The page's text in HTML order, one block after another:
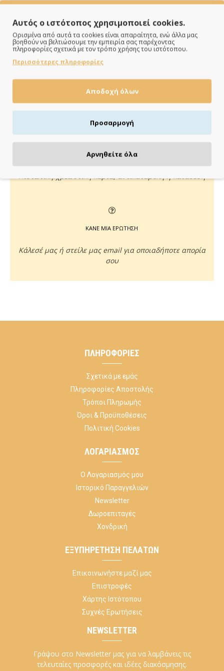
Άμεση αποστολή της παραγγελίας σου σε 1 - 2 εργάσιμες
ημέρες
ΠΛΗΡΩΝΕΙΣ ΟΠΩΣ ΘΕΣ
Πιστωτική/χρεωστική κάρτα, αντικαταβολή ή κατάθεση
ΚΑΝΕ ΜΙΑ ΕΡΩΤΗΣΗ
Κάλεσέ μας ή στείλε μας email για οποιαδήποτε απορία
σου
ΠΛΗΡΟΦΟΡΊΕΣ
Σχετικά με εμάς
Πληροφορίες Αποστολής
Τρόποι Πληρωμής
Όροι & Προϋποθέσεις
Πολιτική Cookies
ΛΟΓΑΡΙΑΣΜΌΣ
Ο Λογαριασμός μου
Ιστορικό Παραγγελιών
Newsletter
Δωροεπιταγές
Χονδρική
ΕΞΥΠΗΡΈΤΗΣΗ ΠΕΛΑΤΏΝ
Επικοινωνήστε μαζί μας
Επιστροφές
Χάρτης Ιστότοπου
Συχνές Ερωτήσεις
NEWSLETTER
Γράψου στο Newsletter μας για να λαμβάνεις τις
τελευταίες προσφορές και ιδέες διακόσμησης.
Αυτός ο ιστότοπος χρησιμοποιεί cookies.
Ορισμένα από αυτά τα cookies είναι απαραίτητα, ενώ άλλα μας
βοηθούν να βελτιώσουμε την εμπειρία σας παρέχοντας
πληροφορίες σχετικά με τον τρόπο χρήσης του ιστότοπου.
Περισσότερες πληροφορίες
Αποδοχή όλων
Προσαρμογή
Αρνηθείτε όλα